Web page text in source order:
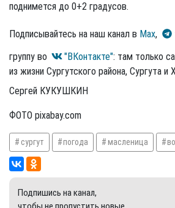
поднимется до 0+2 градусов.
Подписывайтесь на наш канал в Max,
группу во
"ВКонтакте": там только
из жизни Сургутского района, Сургута и
Сергей КУКУШКИН
ФОТО pixabay.com
сургут погода масленица
Подпишись на канал,